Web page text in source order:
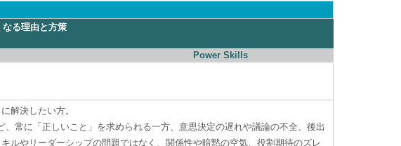
る理由と方策
Power Skills
解決したい方。
常に「正しいこと」を求められる一方、意思決定の遅れや議論の不全、後出
ルやリーダーシップの問題ではなく、関係性や暗黙の空気、役割期待のズレ